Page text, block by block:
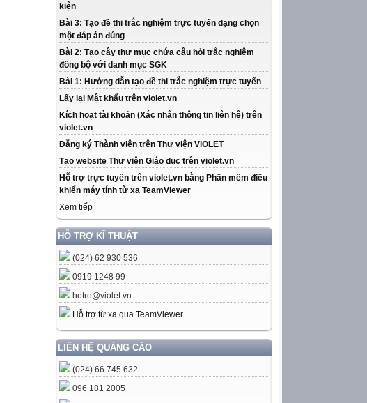
kiện
Bài 3: Tạo đề thi trắc nghiệm trực tuyến dạng chọn
một đáp án đúng
Bài 2: Tạo cây thư mục chứa câu hỏi trắc nghiệm
đồng bộ với danh mục SGK
Bài 1: Hướng dẫn tạo đề thi trắc nghiệm trực tuyến
Lấy lại Mật khẩu trên violet.vn
Kích hoạt tài khoản (Xác nhận thông tin liên hệ) trên
violet.vn
Đăng ký Thành viên trên Thư viện ViOLET
Tạo website Thư viện Giáo dục trên violet.vn
Hỗ trợ trực tuyến trên violet.vn bằng Phần mềm điều
khiển máy tính từ xa TeamViewer
Xem tiếp
HỖ TRỢ KĨ THUẬT
(024) 62 930 536
0919 1248 99
hotro@violet.vn
Hỗ trợ từ xa qua TeamViewer
LIÊN HỆ QUẢNG CÁO
(024) 66 745 632
096 181 2005